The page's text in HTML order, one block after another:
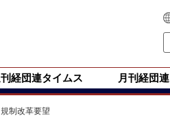
経団連タイムス 月刊経団連
制改革要望